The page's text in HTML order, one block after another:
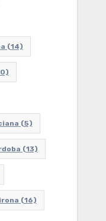
(14)
(5)
(13)
(16)